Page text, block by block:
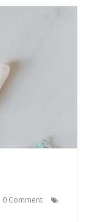
0 Comment